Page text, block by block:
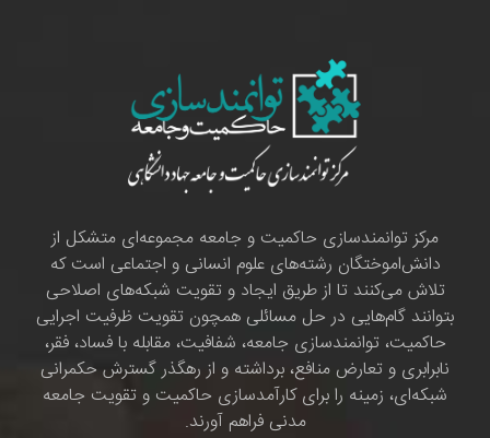
مرکز توانمندسازی حاکمیت و جامعه مجموعه‌ای متشکل از
دانش‌اموختگان رشته‌های علوم انسانی و اجتماعی است که
تلاش می‌کنند تا از طریق ایجاد و تقویت شبکه‌های اصلاحی
بتوانند گام‌هایی در حل مسائلی همچون تقویت ظرفیت اجرایی
حاکمیت، توانمندسازی جامعه، شفافیت، مقابله با فساد، فقر،
نابرابری و تعارض منافع، برداشته و از رهگذر گسترش حکمرانی
شبکه‌ای، زمینه را برای کارآمدسازی حاکمیت و تقویت جامعه
مدنی فراهم آورند.